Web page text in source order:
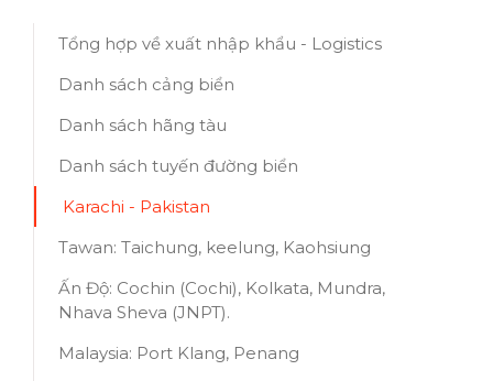
Tổng hợp về xuất nhập khẩu - Logistics
Danh sách cảng biển
Danh sách hãng tàu
Danh sách tuyến đường biển
Karachi - Pakistan
Tawan: Taichung, keelung, Kaohsiung
Ấn Độ: Cochin (Cochi), Kolkata, Mundra,
Nhava Sheva (JNPT).
Malaysia: Port Klang, Penang